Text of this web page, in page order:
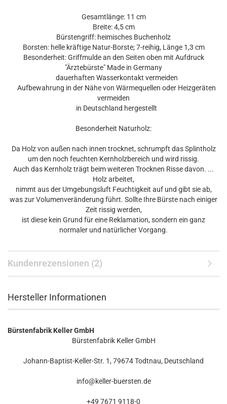
Gesamtlänge: 11 cm
Breite: 4,5 cm
Bürstengriff: heimisches Buchenholz
Borsten: helle kräftige Natur-Borste; 7-reihig, Länge 1,3 cm
Besonderheit: Griffmulde an den Seiten oben mit Aufdruck
"Ärztebürste" Made in Germany
dauerhaften Wasserkontakt vermeiden
Aufbewahrung in der Nähe von Wärmequellen oder Heizgeräten
vermeiden
in Deutschland hergestellt
Besonderheit Naturholz:
Da Holz von außen nach innen trocknet, schrumpft das Splintholz
um den noch feuchten Kernholzbereich und wird rissig.
Auch das Kernholz trägt beim weiteren Trocknen Risse davon. ...
Holz arbeitet,
nimmt aus der Umgebungsluft Feuchtigkeit auf und gibt sie ab,
was zur Volumenveränderung führt. Sollte Ihre Bürste nach einiger
Zeit rissig werden,
ist diese kein Grund für eine Reklamation, sondern ein ganz
normaler und natürlicher Vorgang.
Kundenrezensionen (2)
Hersteller Informationen
Bürstenfabrik Keller GmbH
Bürstenfabrik Keller GmbH
Johann-Baptist-Keller-Str. 1, 79674 Todtnau, Deutschland
info@keller-buersten.de
+49 7671 9118-0